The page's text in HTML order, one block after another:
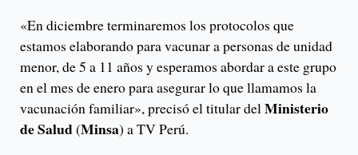
«En diciembre terminaremos los protocolos que
estamos elaborando para vacunar a personas de unidad
menor, de 5 a 11 años y esperamos abordar a este grupo
en el mes de enero para asegurar lo que llamamos la
vacunación familiar», precisó el titular delMinisterio
de Salud(Minsa) a TV Perú.